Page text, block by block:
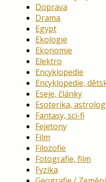
Doprava
Drama
Egypt
Ekologie
Ekonomie
Elektro
Encyklopedie
Encyklopedie,
Eseje, články
Esoterika,
Fantasy, sci-fi
Fejetony
Film
Filozofie
Fotografie, film
Fyzika